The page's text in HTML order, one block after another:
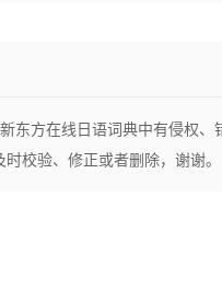
东方在线日语词典中有侵权
校验、修正或者删除，谢谢。